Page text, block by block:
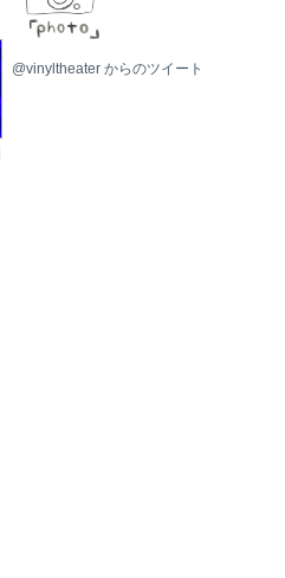
@vinyltheater からのツイート